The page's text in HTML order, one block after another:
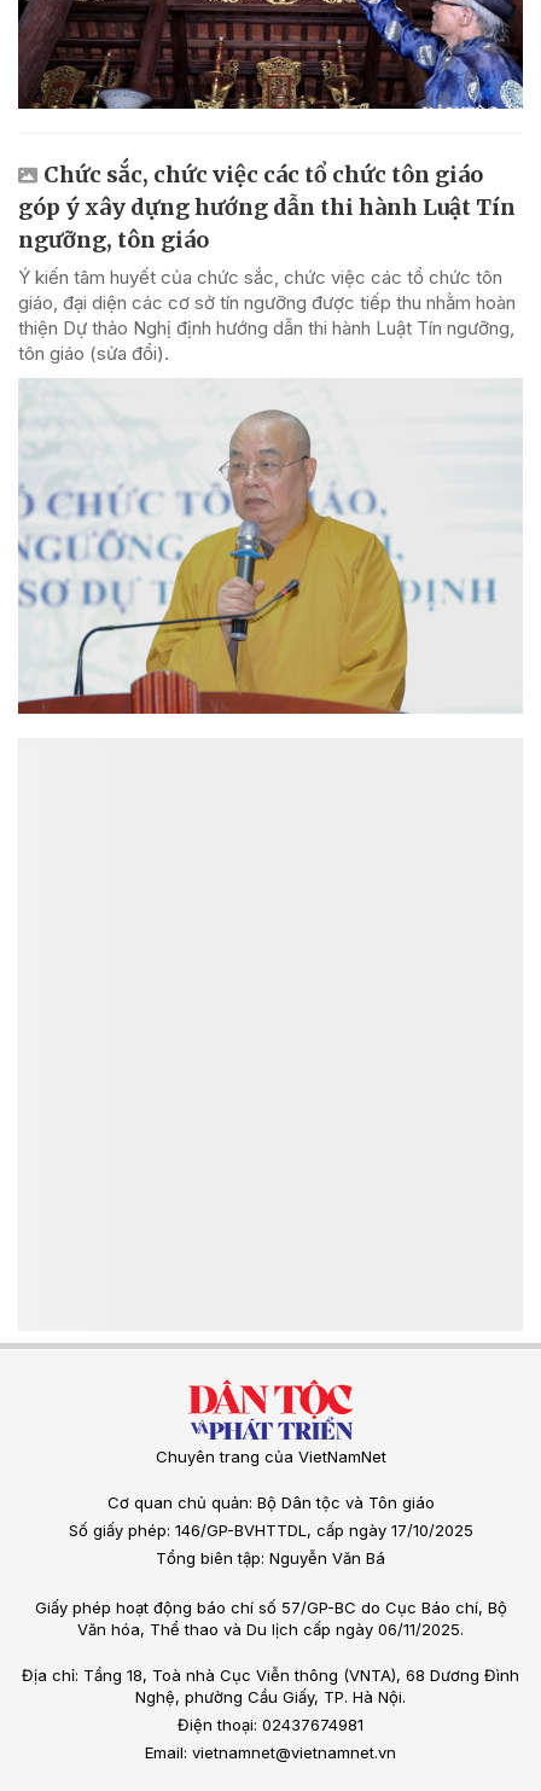
Chức sắc, chức việc các tổ chức tôn giáo
góp ý xây dựng hướng dẫn thi hành Luật Tín
ngưỡng, tôn giáo
Ý kiến tâm huyết của chức sắc, chức việc các tổ chức tôn
giáo, đại diện các cơ sở tín ngưỡng được tiếp thu nhằm hoàn
thiện Dự thảo Nghị định hướng dẫn thi hành Luật Tín ngưỡng,
tôn giáo (sửa đổi).
Chuyên trang của VietNamNet
Cơ quan chủ quản: Bộ Dân tộc và Tôn giáo
Số giấy phép: 146/GP-BVHTTDL, cấp ngày 17/10/2025
Tổng biên tập: Nguyễn Văn Bá
Giấy phép hoạt động báo chí số 57/GP-BC do Cục Báo chí, Bộ
Văn hóa, Thể thao và Du lịch cấp ngày 06/11/2025.
Địa chỉ: Tầng 18, Toà nhà Cục Viễn thông (VNTA), 68 Dương Đình
Nghệ, phường Cầu Giấy, TP. Hà Nội.
Điện thoại: 02437674981
Email: vietnamnet@vietnamnet.vn